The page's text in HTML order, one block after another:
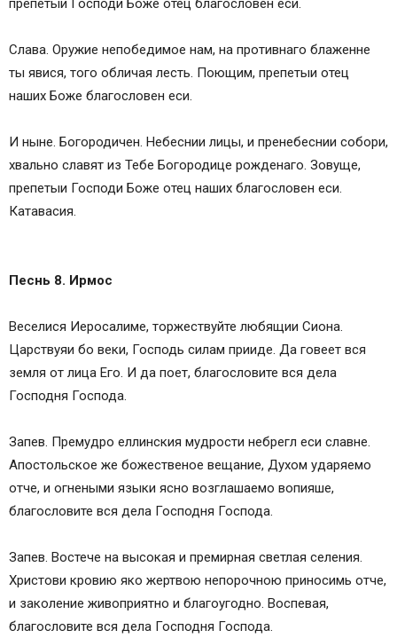
препетыи Господи Боже отец благословен еси.
Слава. Оружие непобедимое нам, на противнаго блаженне
ты явися, того обличая лесть. Поющим, препетыи отец
наших Боже благословен еси.
И ныне. Богородичен. Небеснии лицы, и пренебеснии собори,
хвально славят из Тебе Богородице рожденаго. Зовуще,
препетыи Господи Боже отец наших благословен еси.
Катавасия.
Песнь 8. Ирмос
Веселися Иеросалиме, торжествуйте любящии Сиона.
Царствуяи бо веки, Господь силам прииде. Да говеет вся
земля от лица Его. И да поет, благословите вся дела
Господня Господа.
Запев. Премудро еллинския мудрости небрегл еси славне.
Апостольское же божественое вещание, Духом ударяемо
отче, и огнеными языки ясно возглашаемо вопияше,
благословите вся дела Господня Господа.
Запев. Востече на высокая и премирная светлая селения.
Христови кровию яко жертвою непорочною приносимь отче,
и заколение живоприятно и благоугодно. Воспевая,
благословите вся дела Господня Господа.